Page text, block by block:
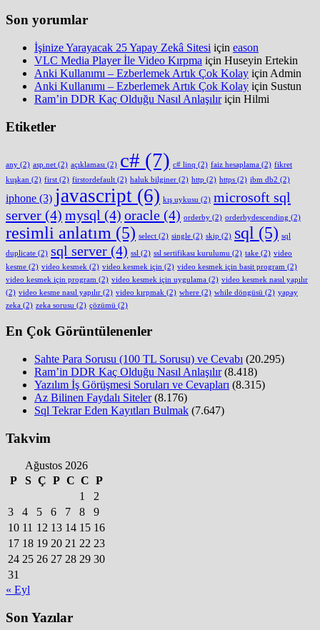
Son yorumlar
İşinize Yarayacak 25 Yapay Zekâ Sitesi için eason
VLC Media Player İle Video Kırpma için Huseyin Ertekin
Anki Kullanımı – Ezberlemek Artık Çok Kolay için Admin
Anki Kullanımı – Ezberlemek Artık Çok Kolay için Sustun
Ram’in DDR Kaç Olduğu Nasıl Anlaşılıriçin Hilmi
Etiketler
any (2) asp.net (2) açıklaması (2) c# (7) c# linq (2) faiz hesaplama (2) fikret
kuşkan (2) first (2) firstordefault (2) haluk bilginer (2) http (2) https (2) ibm db2 (2)
iphone (3) javascript (6) kış uykusu (2) microsoft sql
server (4) mysql (4) oracle (4) orderby (2) orderbydescending (2)
resimli anlatım (5) select (2) single (2) skip (2) sql (5) sql
duplicate (2) sql server (4) ssl (2) ssl sertifikası kurulumu (2) take (2) video
kesme (2) video kesmek (2) video kesmek için (2) video kesmek için basit program (2)
video kesmek için program (2) video kesmek için uygulama (2) video kesmek nasıl yapılır
(2) video kesme nasıl yapılır (2) video kırpmak (2) where (2) while döngüsü (2) yapay
zeka (2) zeka sorusu (2) çözümü (2)
En Çok Görüntülenenler
Sahte Para Sorusu (100 TL Sorusu) ve Cevabı (20.295)
Ram’in DDR Kaç Olduğu Nasıl Anlaşılır (8.418)
Yazılım İş Görüşmesi Soruları ve Cevapları (8.315)
Az Bilinen Faydalı Siteler (8.176)
Sql Tekrar Eden Kayıtları Bulmak (7.647)
Takvim
Ağustos 2026
P
S Ç P C C P
1
2
3
4 5 6 7 8
9
10 11 12 13 14 15 16
17 18 19 20 21 22 23
24 25 26 27 28 29 30
31
« Eyl
Son Yazılar